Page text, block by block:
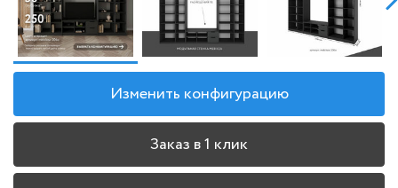
Изменить конфигурацию
Заказ в 1 клик